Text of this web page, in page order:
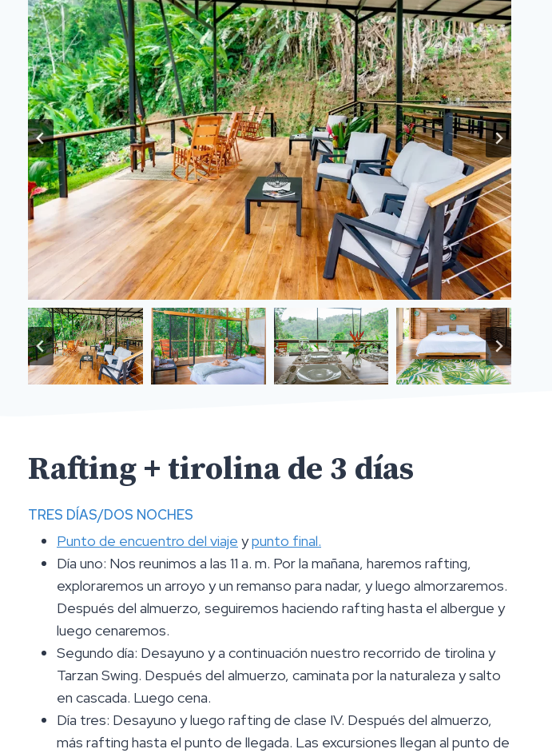
Rafting + tirolina de 3 días
TRES DÍAS/DOS NOCHES
Punto de encuentro del viaje ypunto final.
Día uno: Nos reunimos a las 11 a. m. Por la mañana, haremos rafting,
exploraremos un arroyo y un remanso para nadar, y luego almorzaremos.
Después del almuerzo, seguiremos haciendo rafting hasta el albergue y
luego cenaremos.
Segundo día: Desayuno y a continuación nuestro recorrido de tirolina y
Tarzan Swing. Después del almuerzo, caminata por la naturaleza y salto
en cascada. Luego cena.
Día tres: Desayuno y luego rafting de clase IV. Después del almuerzo,
más rafting hasta el punto de llegada. Las excursiones llegan al punto de